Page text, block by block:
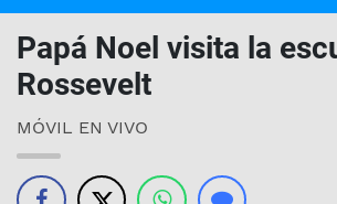
Papá Noel visita la
Rossevelt
MÓVIL EN VIVO